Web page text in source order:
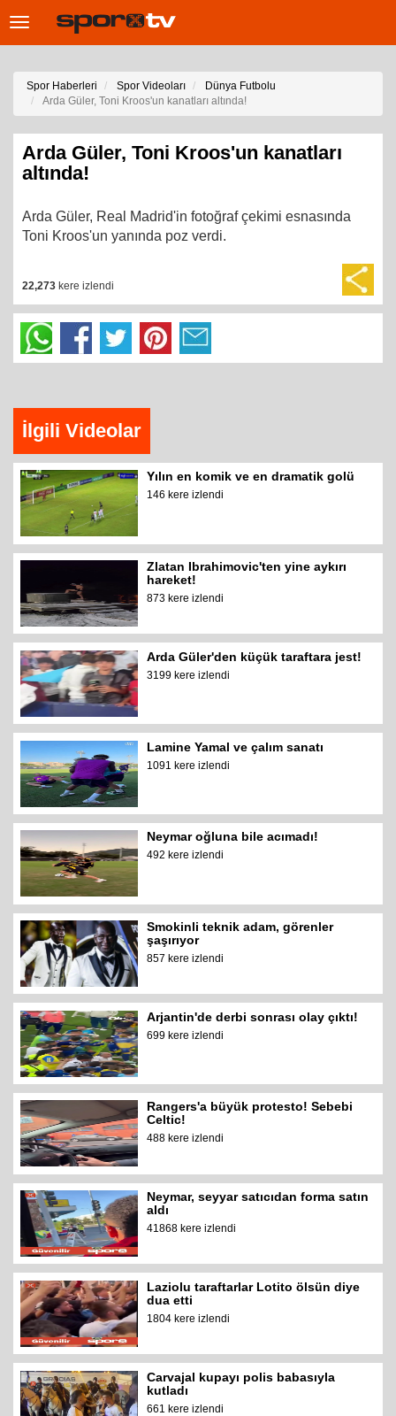
Toggle
Spor Haberleri Spor Videoları
Dünya Futbolu
Arda Güler, Toni Kroos'un kanatları altında!
Arda Güler, Toni Kroos'un kanatları
altında!
Arda Güler, Real Madrid'in fotoğraf çekimi esnasında
Toni Kroos'un yanında poz verdi.
22,273 kere izlendi
İlgili Videolar
Yılın en komik ve en dramatik golü
146 kere izlendi
Zlatan Ibrahimovic'ten yine aykırı
hareket!
873 kere izlendi
Arda Güler'den küçük taraftara jest!
3199 kere izlendi
Lamine Yamal ve çalım sanatı
1091 kere izlendi
Neymar oğluna bile acımadı!
492 kere izlendi
Smokinli teknik adam, görenler
şaşırıyor
857 kere izlendi
Arjantin'de derbi sonrası olay çıktı!
699 kere izlendi
Rangers'a büyük protesto! Sebebi
Celtic!
488 kere izlendi
Neymar, seyyar satıcıdan forma satın
aldı
41868 kere izlendi
Laziolu taraftarlar Lotito ölsün diye
dua etti
1804 kere izlendi
Carvajal kupayı polis babasıyla
kutladı
661 kere izlendi